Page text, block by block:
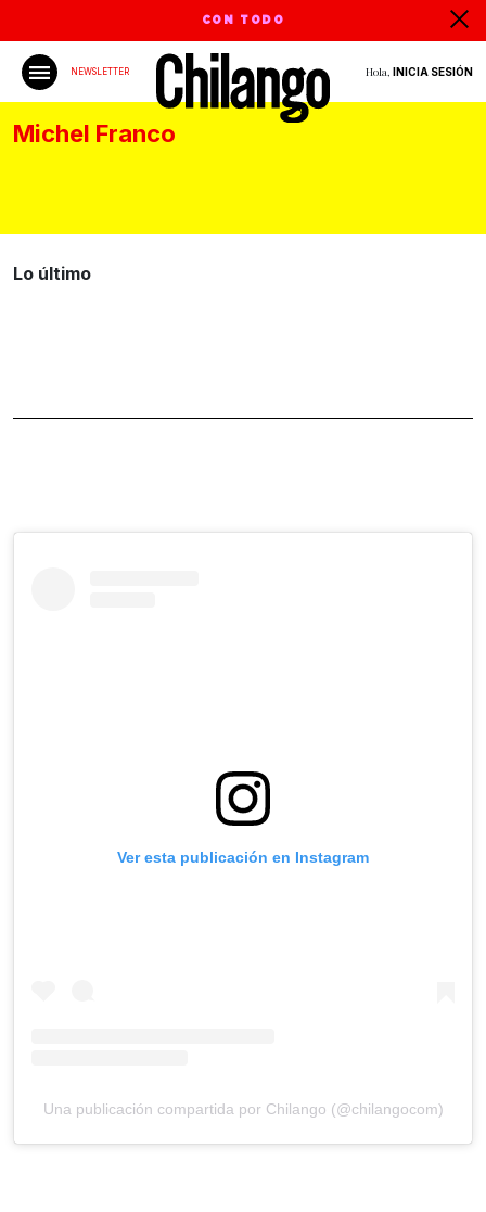
CON TODO
NEWSLETTER Hola, INICIA SESIÓN
Michel Franco
Lo último
Ver esta publicación en Instagram
Una publicación compartida por Chilango (@chilangocom)